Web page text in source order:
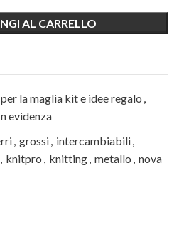
AL CARRELLO
la maglia kit e idee regalo ,
evidenza
, grossi, intercambiabili,
, knitpro , knitting, metallo , nova